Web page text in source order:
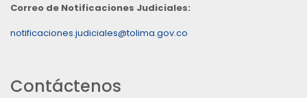
Correo de Notificaciones Judiciales:
notificaciones.judiciales@tolima.gov.co
Contáctenos